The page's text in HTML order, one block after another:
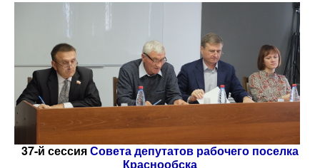
37-й сессияСовета депутатов рабочего поселка
Краснообска